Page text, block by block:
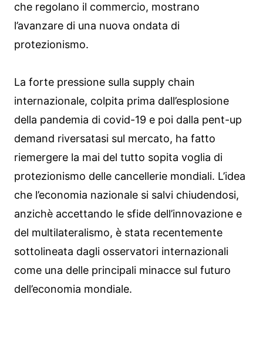
che regolano il commercio, mostrano
l’avanzare di una nuova ondata di
protezionismo.
La forte pressione sulla supply chain
internazionale, colpita prima dall’esplosione
della pandemia di covid-19 e poi dalla pent-up
demand riversatasi sul mercato, ha fatto
riemergere la mai del tutto sopita voglia di
protezionismo delle cancellerie mondiali. L’idea
che l’economia nazionale si salvi chiudendosi,
anzichè accettando le sfide dell’innovazione e
del multilateralismo, è stata recentemente
sottolineata dagli osservatori internazionali
come una delle principali minacce sul futuro
dell’economia mondiale.